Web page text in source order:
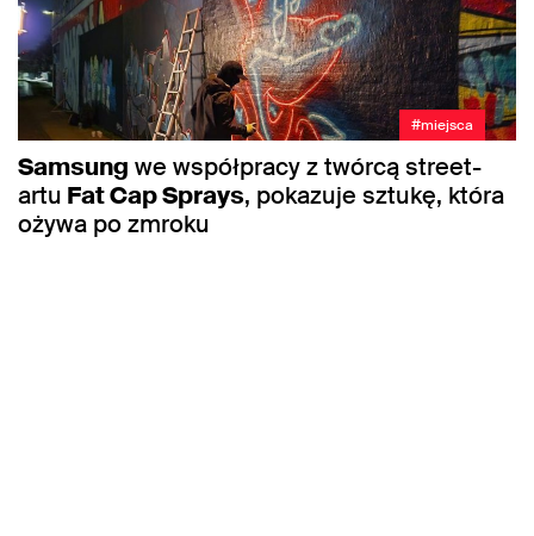
#miejsca
Samsung we współpracy z twórcą street-
artu Fat Cap Sprays, pokazuje sztukę, która
ożywa po zmroku